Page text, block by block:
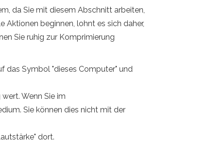
da Sie mit diesem Abschnitt arbeiten,
Aktionen beginnen, lohnt es sich daher,
Sie ruhig zur Komprimierung
das Symbol "dieses Computer" und
Wenn Sie im
Sie können dies nicht mit der
dort.